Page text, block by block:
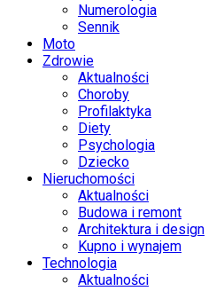
Numerologia
Sennik
Moto
Zdrowie
Aktualności
Choroby
Profilaktyka
Diety
Psychologia
Dziecko
Nieruchomości
Aktualności
Budowa i remont
Architektura i design
Kupno i wynajem
Technologia
Aktualności